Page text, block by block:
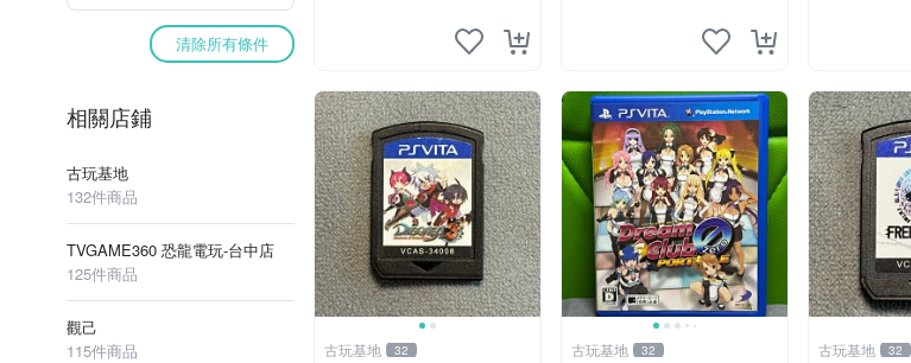
清除所有條件
相關店鋪
古玩基地
132件商品
TVGAME360 恐龍電玩-台中店
125件商品
觀己
115件商品
古玩基地 32 古玩基地 32 古玩基地 32